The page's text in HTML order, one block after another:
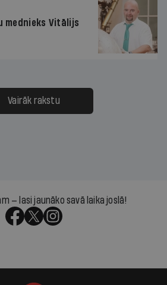
mednieks Vitālijs
Vairāk rakstu
— lasi jaunāko savā laika joslā!